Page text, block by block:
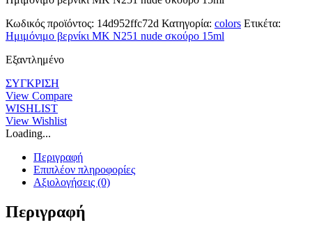
€6.00.
Κωδικός προϊόντος: 14d952ffc72d Κατηγορία: colors Ετικέτα:
Ημιμόνιμο βερνίκι ΜΚ Ν251 nude σκούρο 15ml
Εξαντλημένο
ΣΥΓΚΡΙΣΗ
View Compare
WISHLIST
View Wishlist
Loading...
Περιγραφή
Επιπλέον πληροφορίες
Αξιολογήσεις (0)
Περιγραφή